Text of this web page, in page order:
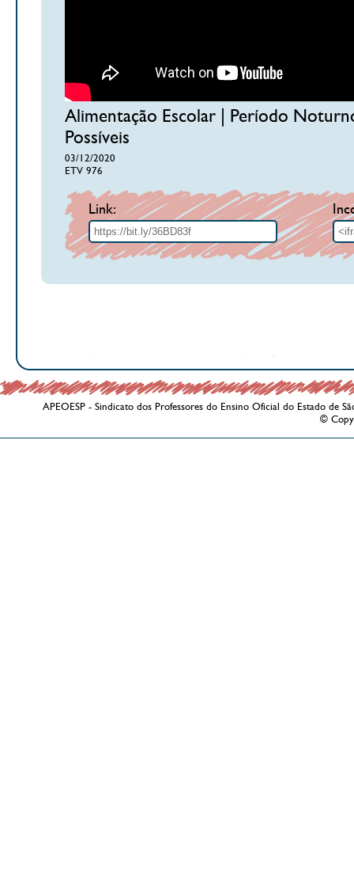
Alimentação Escolar | Período
Possíveis
03/12/2020
ETV 976
Link:
APEOESP - Sindicato dos Professores do Ensino Oficial do Estado de
©